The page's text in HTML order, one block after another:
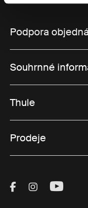
Podpora
Souhrnné
Thule
Prodeje
Visit Thule on
Visit Thule
Visit